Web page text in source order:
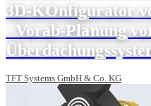
3D-KOnfigurator
- Vorab-Planung
TFT Systems GmbH & Co. KG